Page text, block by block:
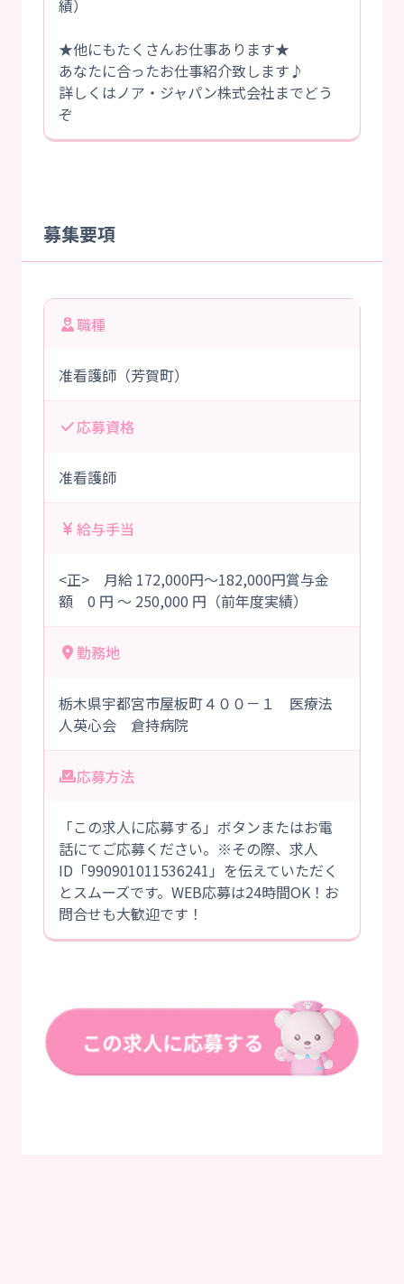
績）
★他にもたくさんお仕事あります★
あなたに合ったお仕事紹介致します♪
詳しくはノア・ジャパン株式会社までどう
ぞ
募集要項
職種
准看護師（芳賀町）
応募資格
准看護師
給与手当
<正> 月給 172,000円～182,000円賞与金
額 0 円 ～ 250,000 円（前年度実績）
勤務地
栃木県宇都宮市屋板町４００－１ 医療法
人英心会 倉持病院
応募方法
「この求人に応募する」ボタンまたはお電
話にてご応募ください。※その際、求人
ID「990901011536241」を伝えていただく
とスムーズです。WEB応募は24時間OK！お
問合せも大歓迎です！